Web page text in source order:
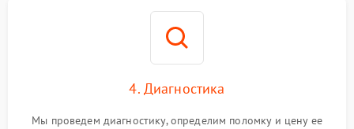
4. Диагностика
Мы проведем диагностику, определим поломку и цену ее